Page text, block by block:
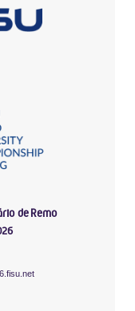
de Remo